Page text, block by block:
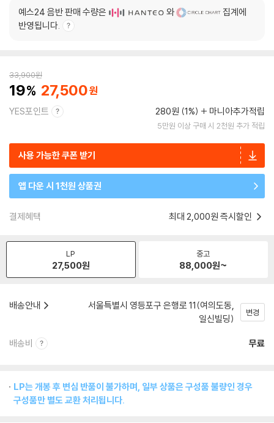
예스24 음반 판매 수량은 와
집계에
반영됩니다.
33,900원
19 27,500
YES포인트 280원 (1%) 마니아추가적립
5만원 이상 구매 시 2천원 추가 적립
사용 가능한 쿠폰 받기
앱 다운 시 1천원 상품권
결제혜택 최대 2,000원 즉시할인
LP
27,500원
중고
88,000원~
배송안내
서울특별시 영등포구 은행로 11(여의도동,
일신빌딩)
변경
배송비 무료
LP는 개봉 후 변심 반품이 불가하며, 일부 상품은 구성품 불량인 경우
구성품만 별도 교환 처리됩니다.